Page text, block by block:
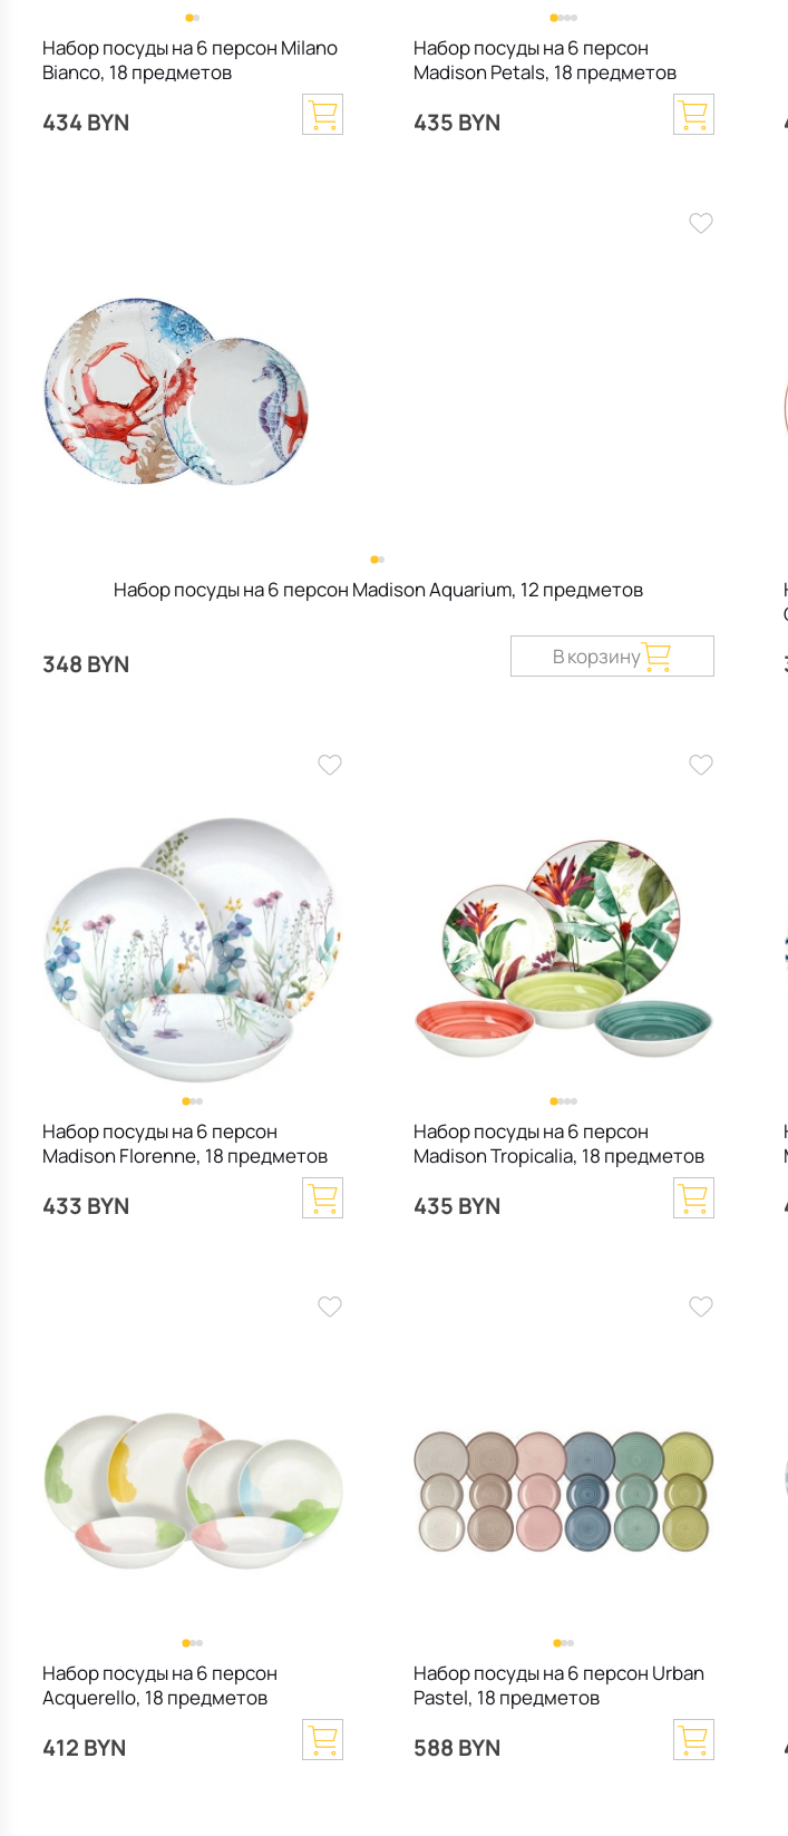
Набор посуды на 6 персон Milano
Bianco, 18 предметов
434 BYN
Набор посуды на 6 персон
Madison Petals, 18 предметов
435 BYN
Набор посуды на 6 персон Madison Aquarium, 12 предметов
348 BYN В корзину
Набор посуды на 6 персон
Madison Florenne, 18 предметов
433 BYN
Набор посуды на 6 персон
Madison Tropicalia, 18 предметов
435 BYN
Набор посуды на 6 персон
Acquerello, 18 предметов
412 BYN
Набор посуды на 6 персон Urban
Pastel, 18 предметов
588 BYN